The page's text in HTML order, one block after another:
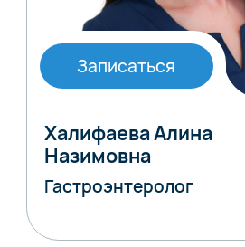
Записаться
Халифаева Алина
Назимовна
Гастроэнтеролог